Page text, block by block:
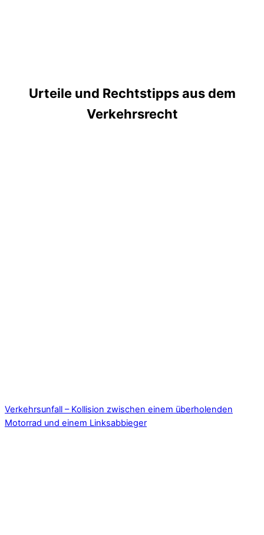
Urteile und Rechtstipps aus dem
Verkehrsrecht
Verkehrsunfall – Kollision zwischen einem überholenden
Motorrad und einem Linksabbieger